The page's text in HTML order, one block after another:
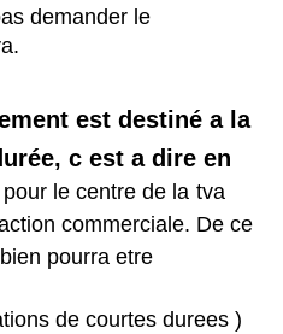
demander le
est destiné a la
c est a dire en
le centre de la tva
commerciale. De ce
pourra etre
de courtes durees )